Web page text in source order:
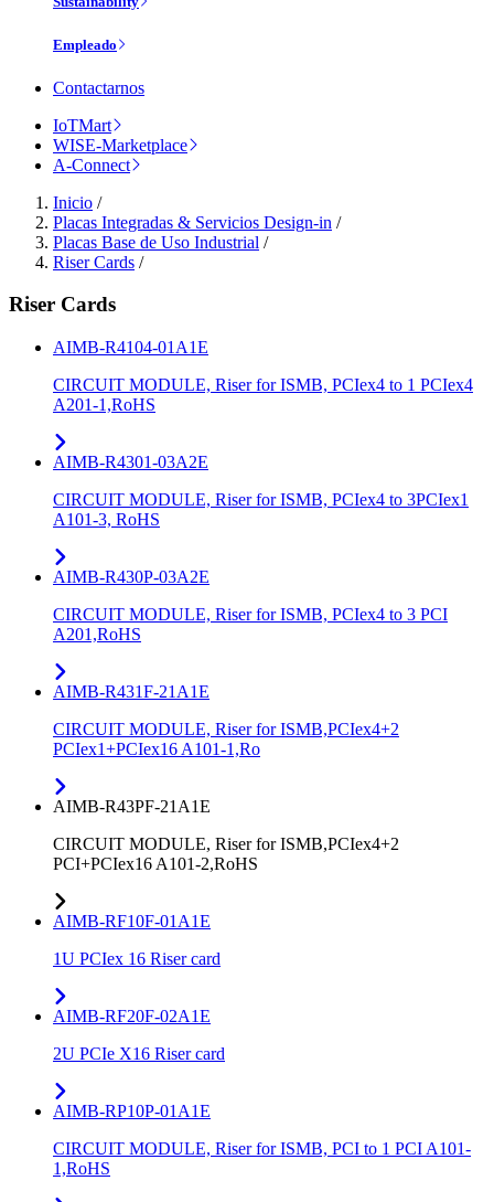
Empleado
Contactarnos
IoTMart
WISE-Marketplace
A-Connect
Inicio /
Placas Integradas & Servicios Design-in /
Placas Base de Uso Industrial /
Riser Cards /
Riser Cards
AIMB-R4104-01A1E
CIRCUIT MODULE, Riser for ISMB, PCIex4 to 1 PCIex4
A201-1,RoHS
AIMB-R4301-03A2E
CIRCUIT MODULE, Riser for ISMB, PCIex4 to 3PCIex1
A101-3, RoHS
AIMB-R430P-03A2E
CIRCUIT MODULE, Riser for ISMB, PCIex4 to 3 PCI
A201,RoHS
AIMB-R431F-21A1E
CIRCUIT MODULE, Riser for ISMB,PCIex4+2
PCIex1+PCIex16 A101-1,Ro
AIMB-R43PF-21A1E
CIRCUIT MODULE, Riser for ISMB,PCIex4+2
PCI+PCIex16 A101-2,RoHS
AIMB-RF10F-01A1E
1U PCIex 16 Riser card
AIMB-RF20F-02A1E
2U PCIe X16 Riser card
AIMB-RP10P-01A1E
CIRCUIT MODULE, Riser for ISMB, PCI to 1 PCI A101-
1,RoHS